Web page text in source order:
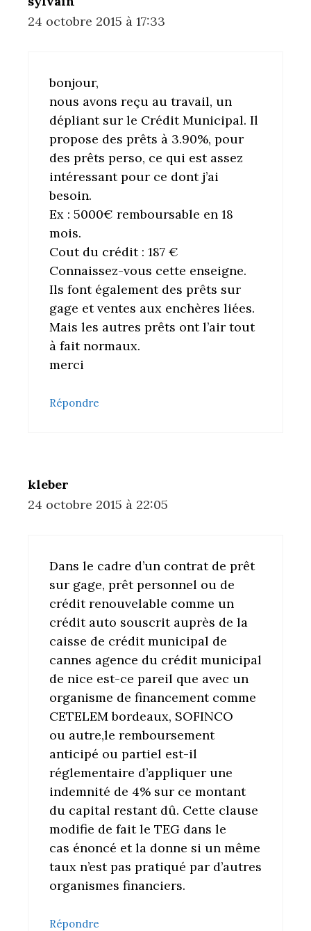
24 octobre 2015 à 17:33
bonjour,
nous avons reçu au travail, un
dépliant sur le Crédit Municipal. Il
propose des prêts à 3.90%, pour
des prêts perso, ce qui est assez
intéressant pour ce dont j’ai
besoin.
Ex : 5000€ remboursable en 18
mois.
Cout du crédit : 187 €
Connaissez-vous cette enseigne.
Ils font également des prêts sur
gage et ventes aux enchères liées.
Mais les autres prêts ont l’air tout
à fait normaux.
merci
Répondre
kleber
24 octobre 2015 à 22:05
Dans le cadre d’un contrat de prêt
sur gage, prêt personnel ou de
crédit renouvelable comme un
crédit auto souscrit auprès de la
caisse de crédit municipal de
cannes agence du crédit municipal
de nice est-ce pareil que avec un
organisme de financement comme
CETELEM bordeaux, SOFINCO
ou autre,le remboursement
anticipé ou partiel est-il
réglementaire d’appliquer une
indemnité de 4% sur ce montant
du capital restant dû. Cette clause
modifie de fait le TEG dans le
cas énoncé et la donne si un même
taux n’est pas pratiqué par d’autres
organismes financiers.
Répondre